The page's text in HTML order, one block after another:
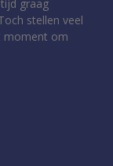
graag
stellen veel
moment om